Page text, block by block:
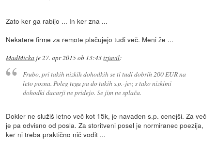
Zato ker ga rabijo ... In ker zna ...
Nekatere firme za remote plačujejo tudi več. Meni že ...
MadMicka je27. apr 2015 ob 13:43izjavil:
Frubo, pri takih nizkih dohodkih se ti tudi dobrih 200 EUR na
leto pozna. Poleg tega pa do takih s.p.-jev, s tako nizkimi
dohodki dacarji ne pridejo. Se jim ne splača.
Dokler ne služiš letno več kot 15k, je navaden s.p. cenejši. Za več
je pa odvisno od posla. Za storitveni posel je normiranec poezija,
ker ni treba praktično nič vodit ...